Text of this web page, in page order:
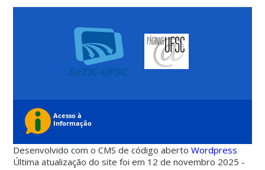
Desenvolvido com o CMS de código abertoWordpress
Última atualização do site foi em 12 de novembro 2025 -